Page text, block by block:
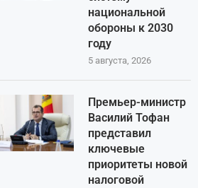
национальной
обороны к 2030
году
5 августа, 2026
Премьер-министр
Василий Тофан
представил
ключевые
приоритеты новой
налоговой